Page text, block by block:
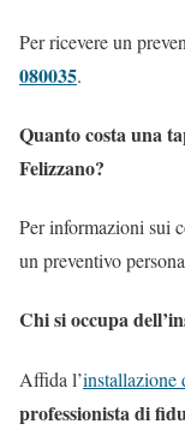
Per ricevere un
080035.
Quanto costa una
Felizzano?
Per informazioni sui
un preventivo
Chi si occupa
Affida l’installazione
professionista di